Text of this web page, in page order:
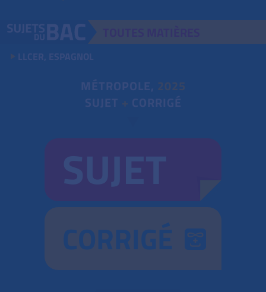
LLCER, ESPAGNOL
MÉTROPOLE, 2025
SUJET + CORRIGÉ
CORRIGÉ